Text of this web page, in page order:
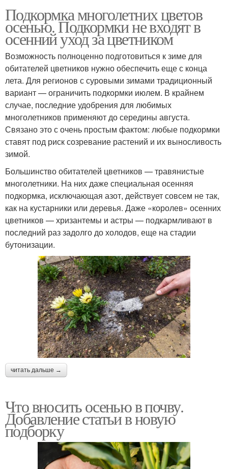
Подкормка многолетних цветов
осенью. Подкормки не входят в
осенний уход за цветником
Возможность полноценно подготовиться к зиме для
обитателей цветников нужно обеспечить еще с конца
лета. Для регионов с суровыми зимами традиционный
вариант — ограничить подкормки июлем. В крайнем
случае, последние удобрения для любимых
многолетников применяют до середины августа.
Связано это с очень простым фактом: любые подкормки
ставят под риск созревание растений и их выносливость
зимой.
Большинство обитателей цветников — травянистые
многолетники. На них даже специальная осенняя
подкормка, исключающая азот, действует совсем не так,
как на кустарники или деревья. Даже «королев» осенних
цветников — хризантемы и астры — подкармливают в
последний раз задолго до холодов, еще на стадии
бутонизации.
читать дальше →
Что вносить осенью в почву.
Добавление статьи в новую
подборку